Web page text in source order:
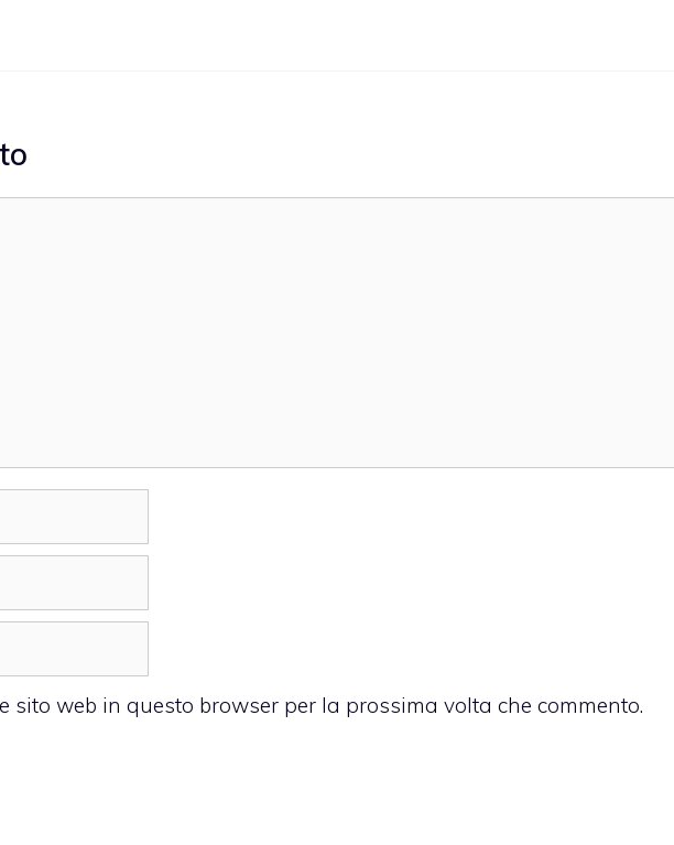
sito web in questo browser per la prossima volta che commento.